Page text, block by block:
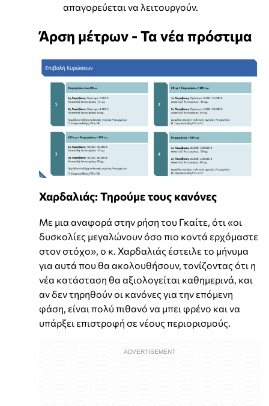
απαγορεύεται να λειτουργούν.
Άρση μέτρων - Τα νέα πρόστιμα
Χαρδαλιάς: Τηρούμε τους κανόνες
Με μια αναφορά στην ρήση του Γκαίτε, ότι «οι
δυσκολίες μεγαλώνουν όσο πιο κοντά ερχόμαστε
στον στόχο», ο κ. Χαρδαλιάς έστειλε το μήνυμα
για αυτά που θα ακολουθήσουν, τονίζοντας ότι η
νέα κατάσταση θα αξιολογείται καθημερινά, και
αν δεν τηρηθούν οι κανόνες για την επόμενη
φάση, είναι πολύ πιθανό να μπει φρένο και να
υπάρξει επιστροφή σε νέους περιορισμούς.